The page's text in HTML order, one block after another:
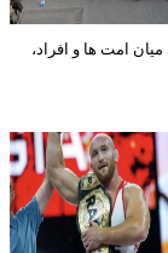
ها و افراد،